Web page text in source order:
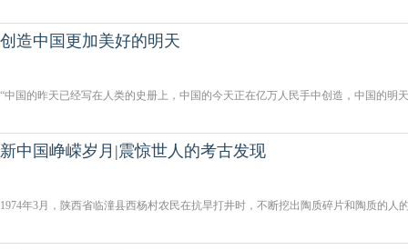
创造中国更加美好的明天
“中国的昨天已经写在人类的史册上，中国的今天正在亿万人民手中创造，中国的明
新中国峥嵘岁月|震惊世人的考古发现
1974年3月，陕西省临潼县西杨村农民在抗旱打井时，不断挖出陶质碎片和陶质的人